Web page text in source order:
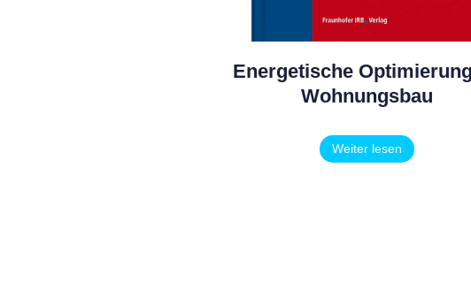
Energetische
Wohnungsbau
Weiter lesen